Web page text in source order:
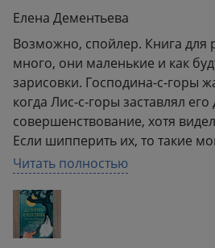
Елена Дементьева
Возможно, спойлер. Книга для
много, они маленькие и как
зарисовки. Господина-с-горы
когда Лис-с-горы заставлял
совершенствование, хотя
Если шипперить их, то такие
понравиться и они могут быть
не для меня.
Читать полностью